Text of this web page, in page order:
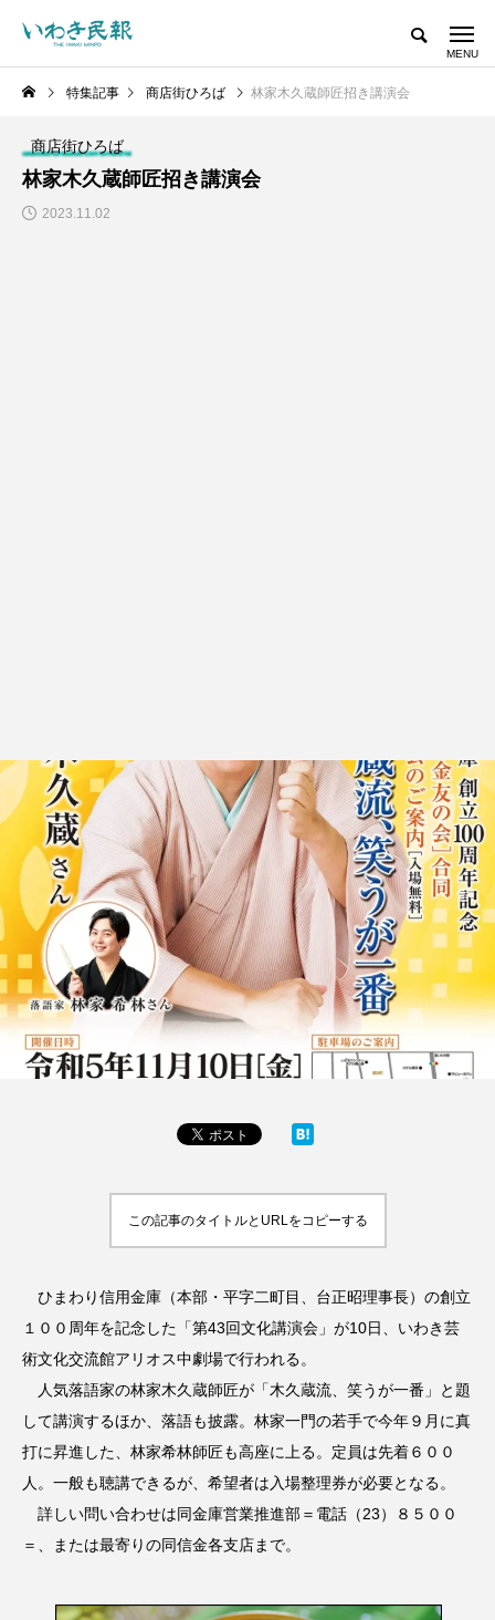
特集記事 商店街ひろば 林家木久蔵師匠招き講演会
商店街ひろば
林家木久蔵師匠招き講演会
2023.11.02
この記事のタイトルとURLをコピーする
ひまわり信用金庫（本部・平字二町目、台正昭理事長）の創立
１００周年を記念した「第43回文化講演会」が10日、いわき芸
術文化交流館アリオス中劇場で行われる。
人気落語家の林家木久蔵師匠が「木久蔵流、笑うが一番」と題
して講演するほか、落語も披露。林家一門の若手で今年９月に真
打に昇進した、林家希林師匠も高座に上る。定員は先着６００
人。一般も聴講できるが、希望者は入場整理券が必要となる。
詳しい問い合わせは同金庫営業推進部＝電話（23）８５００
＝、または最寄りの同信金各支店まで。